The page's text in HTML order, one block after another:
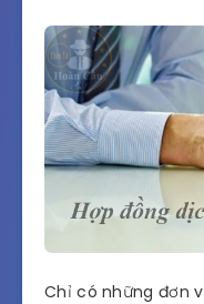
Chỉ có những đơn